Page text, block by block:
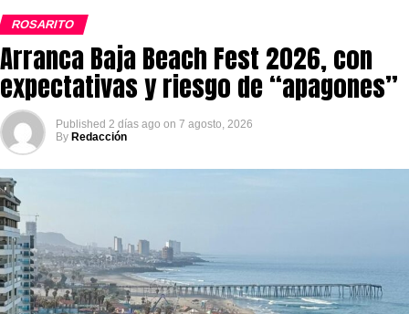
ROSARITO
Arranca Baja Beach Fest 2026, con
expectativas y riesgo de “apagones”
Published 2 días ago on 7 agosto, 2026
By Redacción